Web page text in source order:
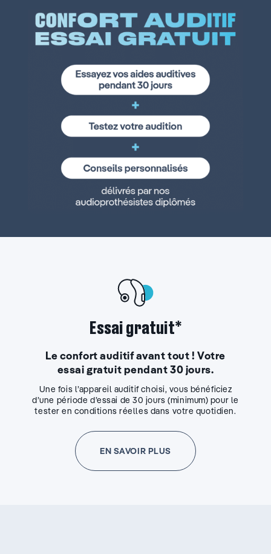
Essai gratuit*
Le confort auditif avant tout ! Votre
essai gratuit pendant 30 jours.
Une fois l’appareil auditif choisi, vous bénéficiez
d’une période d’essai de 30 jours (minimum) pour le
tester en conditions réelles dans votre quotidien.
EN SAVOIR PLUS